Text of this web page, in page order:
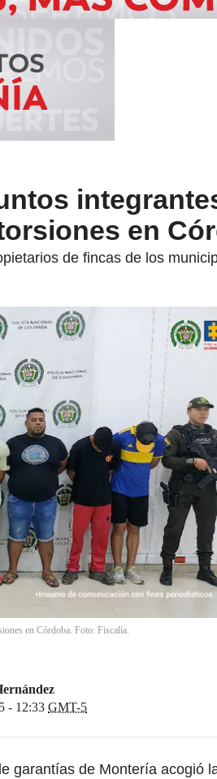
en
de fincas de los
en Córdoba. Foto: Fiscalía.
- 12:33 GMT-5
garantías de Montería acogió